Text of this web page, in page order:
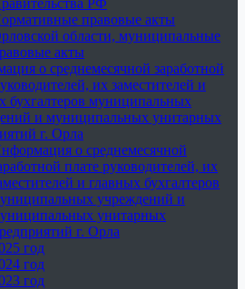
РФ
правовые акты
области, муниципальные
акты
о среднемесячной заработной
их заместителей и
бухгалтеров муниципальных
и муниципальных унитарных
г. Орла
о среднемесячной
плате руководителей, их
и главных бухгалтеров
учреждений и
унитарных
г. Орла
год
год
год